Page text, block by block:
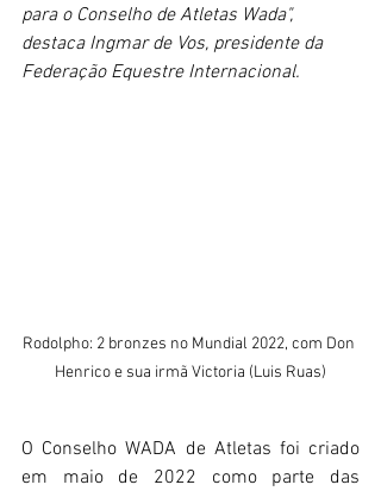
para o Conselho de Atletas Wada",
destaca Ingmar de Vos, presidente da
Federação Equestre Internacional.
Rodolpho: 2 bronzes no Mundial 2022, com Don
Henrico e sua irmã Victoria (Luis Ruas)
O Conselho WADA de Atletas foi criado
em maio de 2022 como parte das